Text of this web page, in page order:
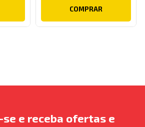
COMPRAR
se e receba ofertas e